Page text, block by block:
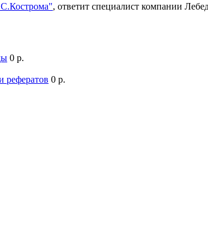
, ответит специалист компании
0 р.
рефератов 0 р.